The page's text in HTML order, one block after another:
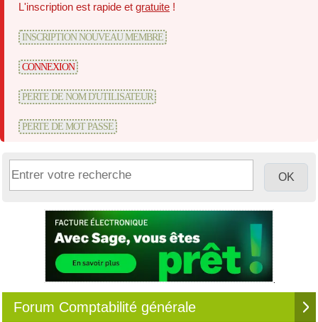
L'inscription est rapide et gratuite !
INSCRIPTION NOUVEAU MEMBRE
CONNEXION
PERTE DE NOM D'UTILISATEUR
PERTE DE MOT PASSE
Forum Comptabilité générale